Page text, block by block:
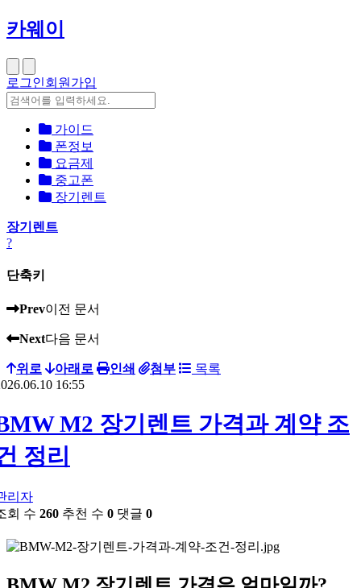
카웨이
로그인회원가입
가이드
폰정보
요금제
중고폰
장기렌트
장기렌트
?
단축키
Prev이전 문서
Next다음 문서
위로 아래로 인쇄 첨부
목록
16:55
M2 장기렌트 가격과 계약 조
정리
리자
회 수 260 추천 수 0 댓글 0